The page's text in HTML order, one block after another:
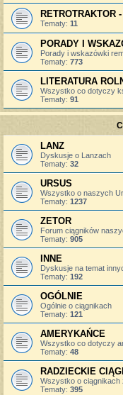
RETROTRAKTOR
Tematy: 11
PORADY I
Porady i wskazówki
Tematy: 773
LITERATURA
Wszystko co dotyczy
Tematy: 91
LANZ
Dyskusje o Lanzach
Tematy: 32
URSUS
Wszystko o naszych
Tematy: 1237
ZETOR
Forum ciągników
Tematy: 905
INNE
Dyskusje na temat
Tematy: 192
OGÓLNIE
Ogólnie o ciągnikach
Tematy: 121
AMERYKAŃCE
Wszystko co dotyczy
Tematy: 48
RADZIECKIE
Wszystko o ciągnikach
Tematy: 395